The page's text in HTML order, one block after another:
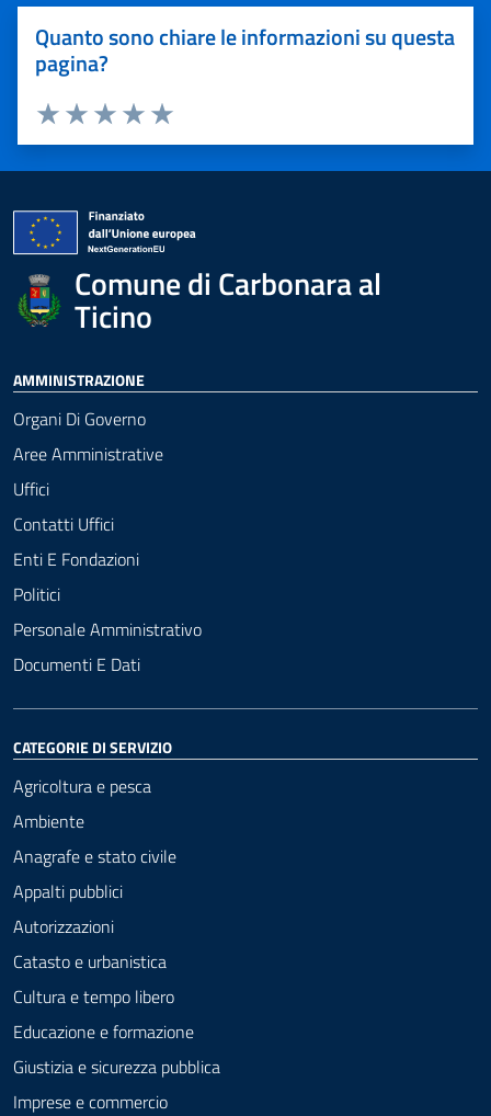
Quanto sono chiare le informazioni su questa
pagina?
Valuta 5 stelle su 5
Valuta 4 stelle su 5
Valuta 3 stelle su 5
Valuta 2 stelle su 5
Valuta 1 stelle su 5
Comune di Carbonara al
Ticino
AMMINISTRAZIONE
Organi Di Governo
Aree Amministrative
Uffici
Contatti Uffici
Enti E Fondazioni
Politici
Personale Amministrativo
Documenti E Dati
CATEGORIE DI SERVIZIO
Agricoltura e pesca
Ambiente
Anagrafe e stato civile
Appalti pubblici
Autorizzazioni
Catasto e urbanistica
Cultura e tempo libero
Educazione e formazione
Giustizia e sicurezza pubblica
Imprese e commercio